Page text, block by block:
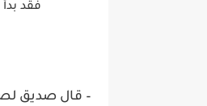
فقد
– قال صديق